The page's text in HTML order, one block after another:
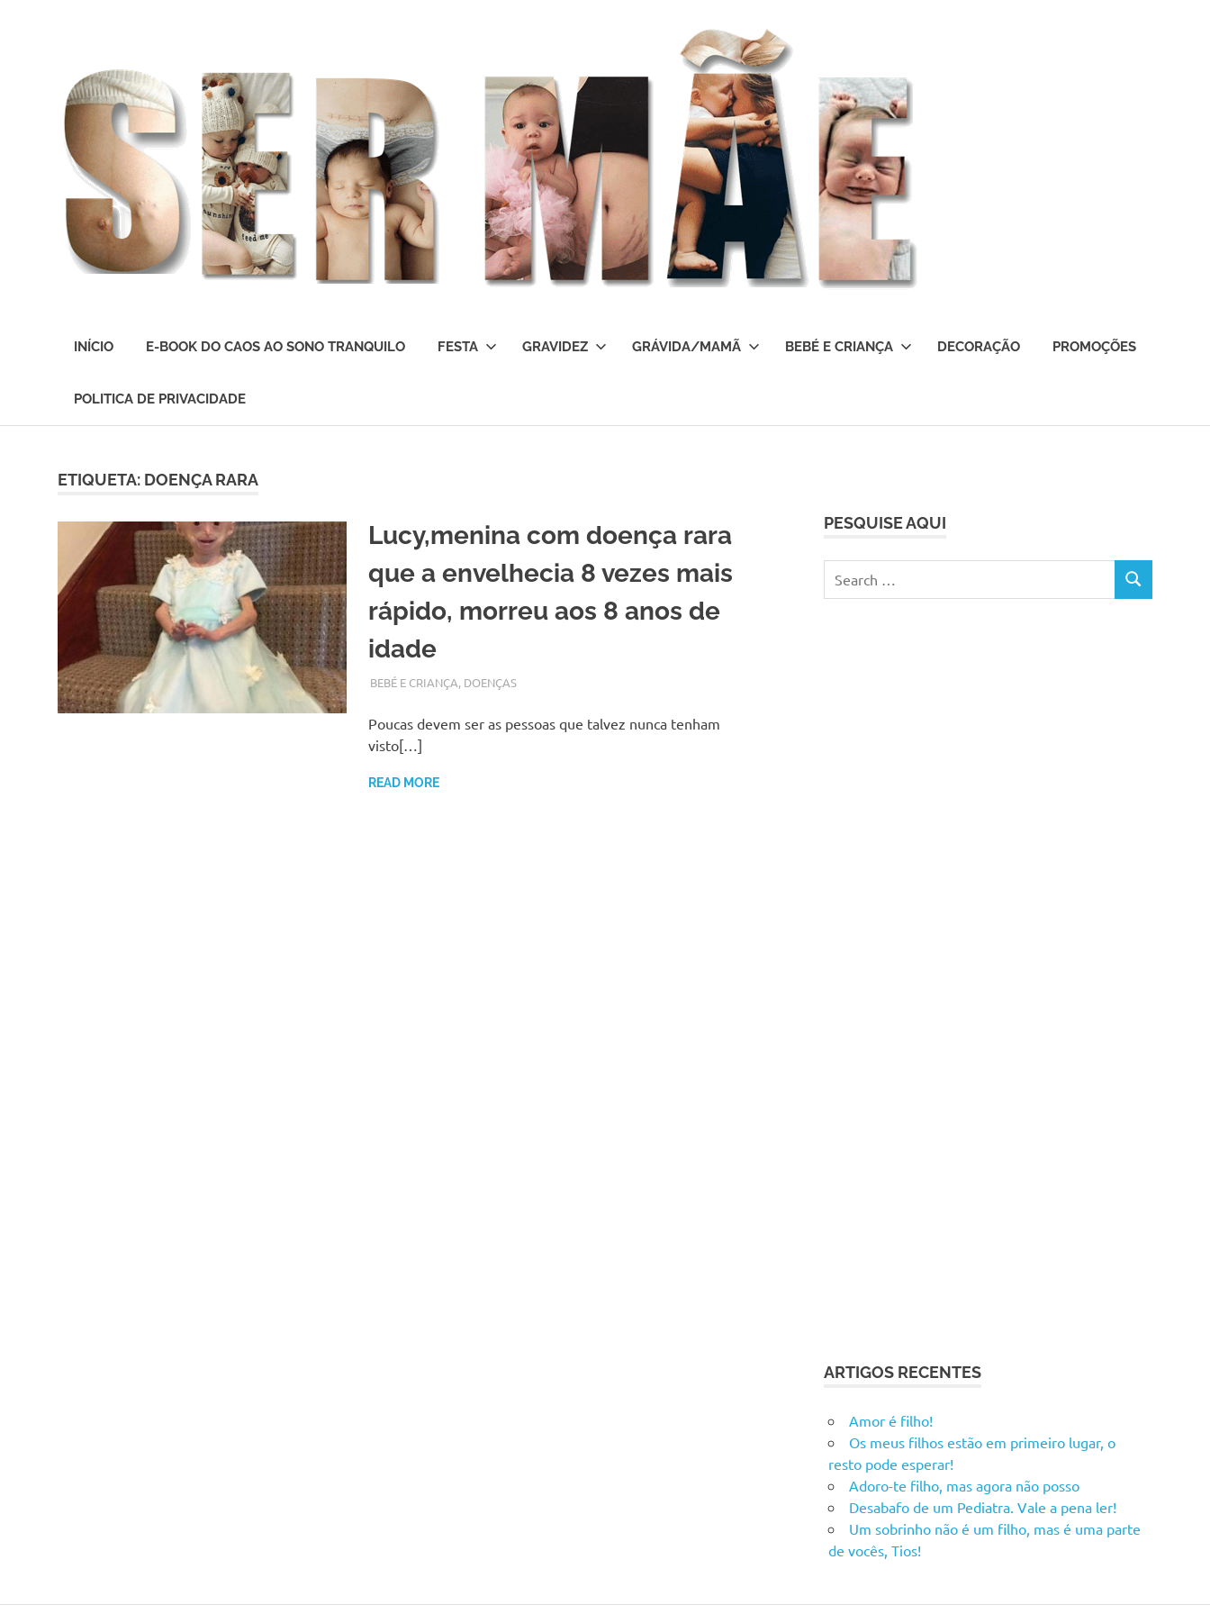
presente
INÍCIO E-BOOK DO CAOS AO SONO TRANQUILO FESTA GRAVIDEZ GRÁVIDA/MAMÃ BEBÉ E CRIANÇA DECORAÇÃO PROMOÇÕES
POLITICA DE PRIVACIDADE
ETIQUETA: DOENÇA RARA
Lucy,menina com doença rara
que a envelhecia 8 vezes mais
rápido, morreu aos 8 anos de
idade
JANEIRO 15, 2018
ADMIN
BEBÉ E CRIANÇA, DOENÇAS
Poucas devem ser as pessoas que talvez nunca tenham
visto[…]
READ MORE
PESQUISE AQUI
for:
SEARCH
ARTIGOS RECENTES
Amor é filho!
Os meus filhos estão em primeiro lugar, o
resto pode esperar!
Adoro-te filho, mas agora não posso
Desabafo de um Pediatra. Vale a pena ler!
Um sobrinho não é um filho, mas é uma parte
de vocês, Tios!